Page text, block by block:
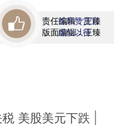
责任编辑：王臻
版面编辑：王臻
首席赞赏官
虚位以待
美股美元下跌 |